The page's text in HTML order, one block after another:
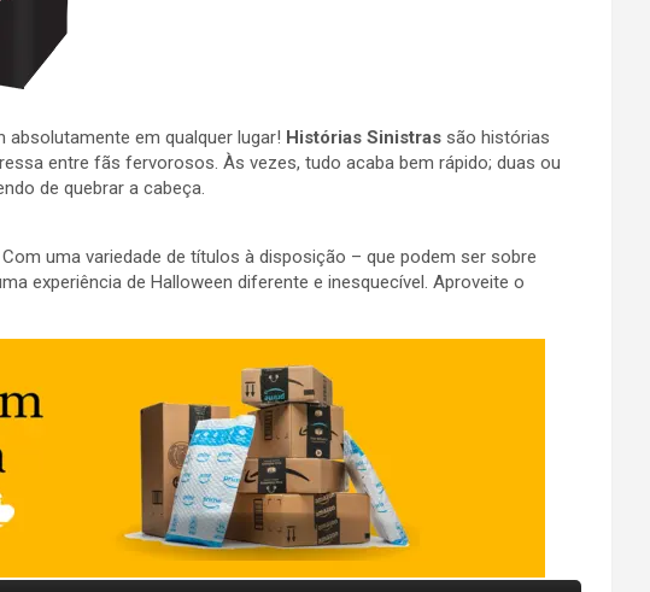
absolutamente em qualquer lugar! Histórias Sinistras são histórias
entre fãs fervorosos. Às vezes, tudo acaba bem rápido; duas ou
de quebrar a cabeça.
uma variedade de títulos à disposição – que podem ser sobre
experiência de Halloween diferente e inesquecível. Aproveite o